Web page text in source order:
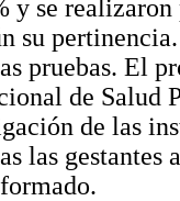
y se
su
pruebas. El
de Salud
de las
las